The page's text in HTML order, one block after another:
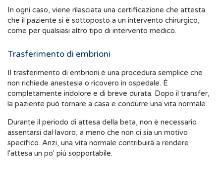
In ogni caso, viene rilasciata una certificazione che attesta
che il paziente si è sottoposto a un intervento chirurgico,
come per qualsiasi altro tipo di intervento medico.
Trasferimento di embrioni
Il trasferimento di embrioni è una procedura semplice che
non richiede anestesia o ricovero in ospedale. È
completamente indolore e di breve durata. Dopo il transfer,
la paziente può tornare a casa e condurre una vita normale.
Durante il periodo di attesa della beta, non è necessario
assentarsi dal lavoro, a meno che non ci sia un motivo
specifico. Anzi, una vita normale contribuirà a rendere
l'attesa un po' più sopportabile.